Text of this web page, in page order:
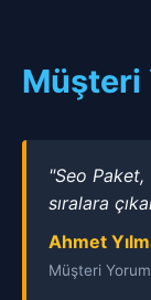
Müşteri
"Seo
sıralara
Ahmet
Müşteri